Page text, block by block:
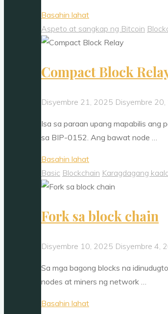
Basahin lahat"Pagbuo
ng
block
bago
work"
Aspeto at sangkap ng Bitcoin
Compact Block
Disyembre 21, 2025 Disyembre
Isa sa paraan upang mapabilis ang
sa BIP-0152. Ang bawat node …
Basahin lahat"Compact
Block
Relay"
Basic Blockchain Karagdagang
Fork sa block chain
Disyembre 10, 2025 Disyembre 4,
Sa mga bagong blocks na
nodes at miners ng network …
Basahin lahat"Fork